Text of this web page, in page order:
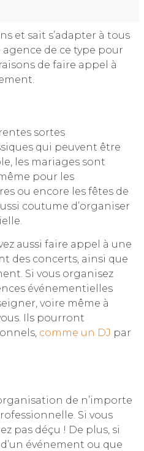
et sait s’adapter à tous
agence de ce type pour
de faire appel à
sortes
qui peuvent être
les mariages sont
pour les
ou encore les fêtes de
coutume d’organiser
aussi faire appel à une
des concerts, ainsi que
Si vous organisez
événementielles
voire même à
Ils pourront
comme un DJ par
de n’importe
Si vous
pas déçu ! De plus, si
événement ou que